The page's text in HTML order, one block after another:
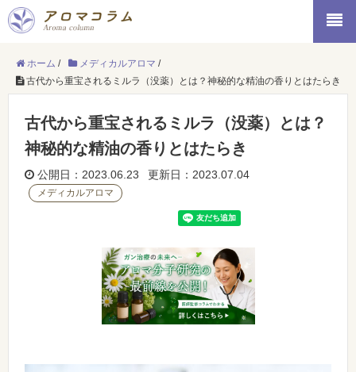
ホーム / メディカルアロマ /
古代から重宝されるミルラ（没薬）とは？神秘的な精油の香りとはたらき
古代から重宝されるミルラ（没薬）とは？
神秘的な精油の香りとはたらき
公開日：2023.06.23 更新日：2023.07.04
メディカルアロマ